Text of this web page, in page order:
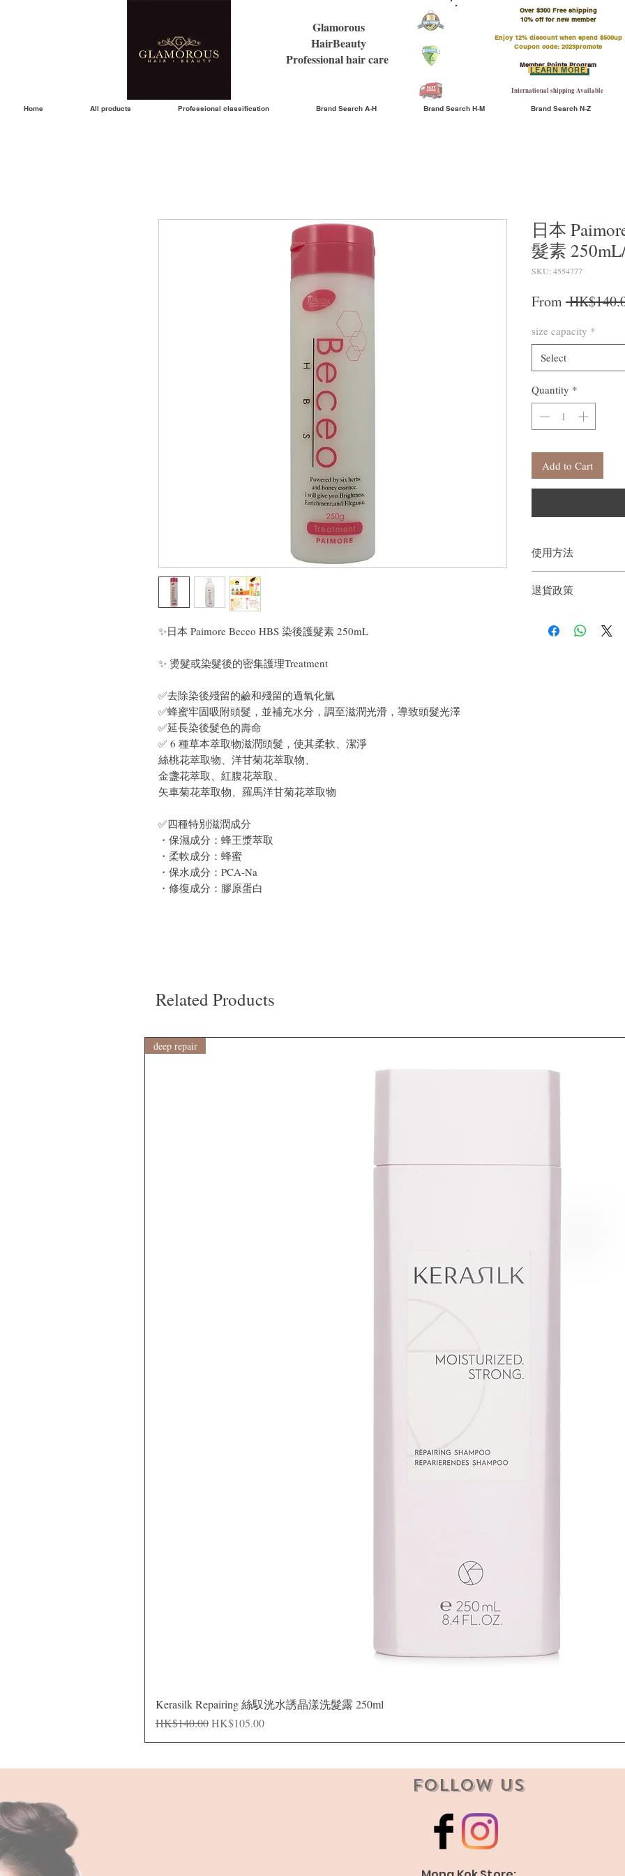
Glamorous
HairBeauty
Professional hair care
Over $300 Free shipping
​10% off for new member
Enjoy 12% discount when spend $500up
Coupon code: 2023promote
Member Points Program
International shipping Available
LEARN MORE
Home All products Professional classification Brand Search A-H Brand Search H-M Brand Search N-Z
✨日本 Paimore Beceo HBS 染後護髮素 250mL
✨ 燙髮或染髮後的密集護理Treatment
✅去除染後殘留的鹼和殘留的過氧化氫
✅蜂蜜牢固吸附頭髮，並補充水分，調至滋潤光滑，導致頭髮光澤
✅延長染後髮色的壽命
✅ 6 種草本萃取物滋潤頭髮，使其柔軟、潔淨
絲桃花萃取物、洋甘菊花萃取物、
金盞花萃取、紅腹花萃取、
矢車菊花萃取物、羅馬洋甘菊花萃取物
✅四種特別滋潤成分
・保濕成分：蜂王漿萃取
・柔軟成分：蜂蜜
・保水成分：PCA-Na
・修復成分：膠原蛋白
日本
髮素
SKU: 4554777
From
size capacity *
Select
Quantity *
Add to Cart
使用方法
取適量，均勻塗抹到
退貨政策
戶。首先，您需要在
Related Products
deep repair
Kerasilk Repairing 絲馭洸水誘晶漾洗髮露 250ml
Regular Price
HK$140.00Sale Price
HK$105.00
Follow Us